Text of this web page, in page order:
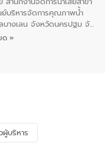
ต พร้อมด้วยเจ้าหน้าที่ จำนวน
จกรรม ทำความสะอาด
หล่งท่องเที่ยว ณ บริเวณ
บริหารจัดการคุณภาพน้ำ
บางเลน จังหวัดนครปฐม จัด
โครงการส่งเสริมความรู้และ
ละสร้างจิตสำนึกในการ
ดล้อม ในหัวข้อ “น้ำเสียชุมชน
ำเสียเบื้องต้น” โดยให้ความรู้
และผลกระทบของน้ำเสีย
ด »
ผู้บริหาร